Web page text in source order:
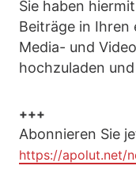
Sie haben
Beiträge in Ihren
Media- und
hochzuladen
+++
Abonnieren Sie
https://apolut.net/